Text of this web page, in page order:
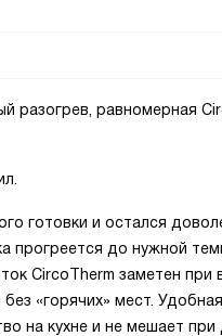
разогрев, равномерная
готовки и остался
прогреется до нужной
CircoTherm заметен при
«горячих» мест.
на кухне и не мешает при